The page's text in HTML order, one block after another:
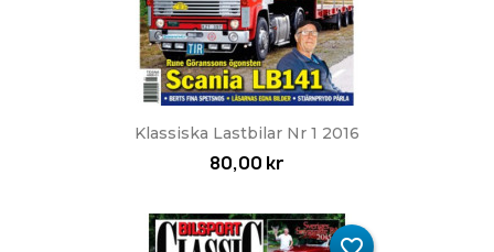
Klassiska Lastbilar Nr 1 2016
80,00 kr